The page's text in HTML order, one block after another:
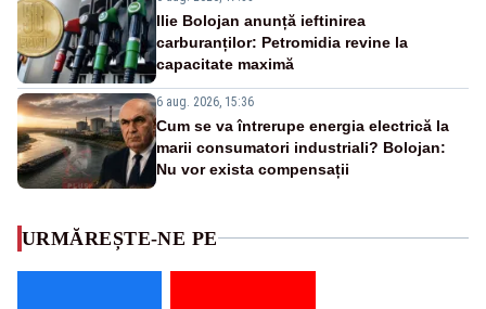
Ilie Bolojan anunță ieftinirea
carburanților: Petromidia revine la
capacitate maximă
6 aug. 2026, 15:36
Cum se va întrerupe energia electrică la
marii consumatori industriali? Bolojan:
Nu vor exista compensații
URMĂREȘTE-NE PE